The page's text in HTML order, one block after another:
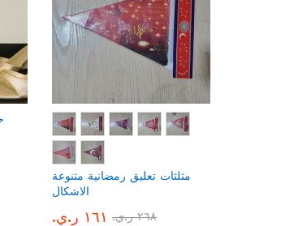
مثلثات تعليق رمضانية متنوعة
الاشكال
١٦١ ر.ي.‏ ٢٦٨ ر.ي.‏